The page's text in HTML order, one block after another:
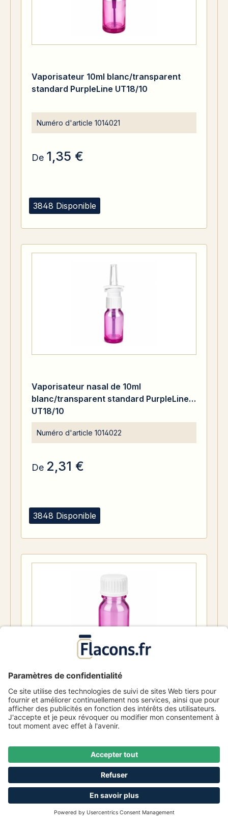
3848 Disponible
Vaporisateur 10ml blanc/transparent
standard PurpleLine UT18/10
Numéro d'article 1014021
De 1,35 €
3848 Disponible
Vaporisateur nasal de 10ml
blanc/transparent standard PurpleLine.
UT18/10
Numéro d'article 1014022
De 2,31 €
Flacon de 10ml (globules). Bague de
coulée 3mm blanc standard PurpleLine.
UT18/10